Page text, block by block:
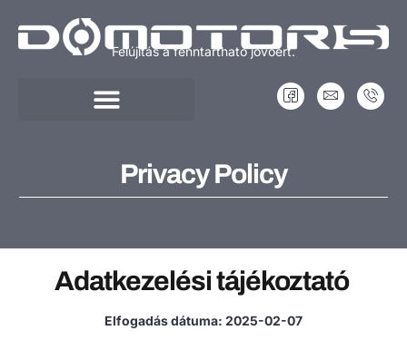
Felújítás a fenntartható jövőért.
Privacy Policy
Adatkezelési tájékoztató
Elfogadás dátuma: 2025-02-07